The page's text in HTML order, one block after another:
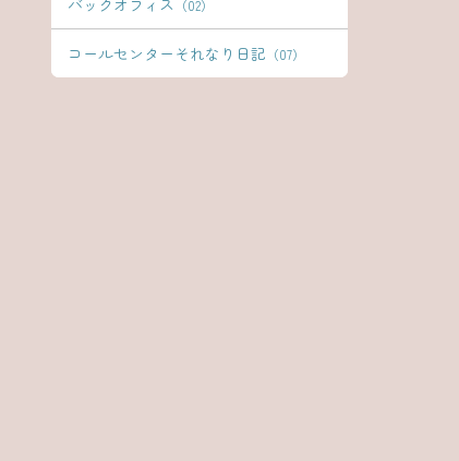
バックオフィス （02）
コールセンターそれなり日記 （07）